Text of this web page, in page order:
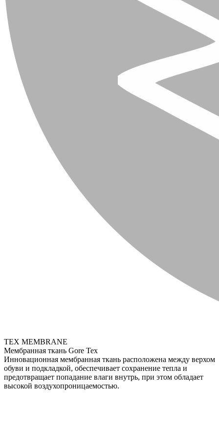
TEX MEMBRANE
Мембранная ткань Gore Tex
Инновационная мембранная ткань расположена между верхом
обуви и подкладкой, обеспечивает сохранение тепла и
предотвращает попадание влаги внутрь, при этом обладает
высокой воздухопроницаемостью.